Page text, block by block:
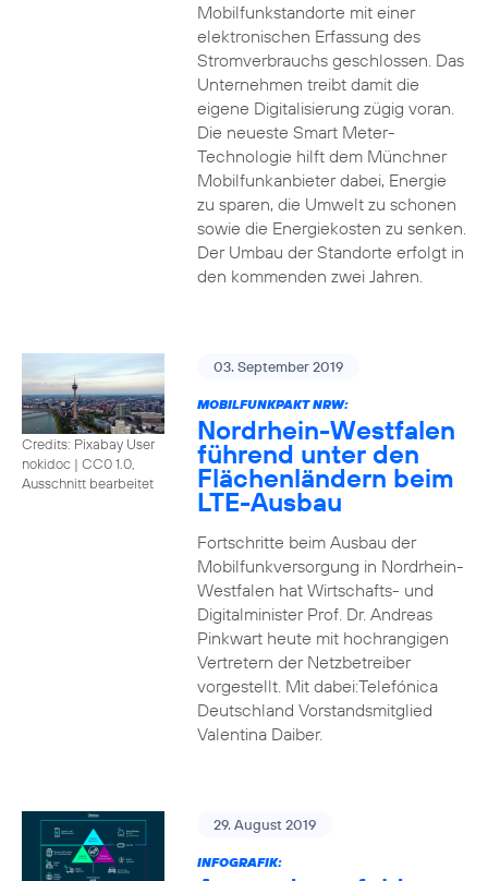
Mobilfunkstandorte mit einer
elektronischen Erfassung des
Stromverbrauchs geschlossen. Das
Unternehmen treibt damit die
eigene Digitalisierung zügig voran.
Die neueste Smart Meter-
Technologie hilft dem Münchner
Mobilfunkanbieter dabei, Energie
zu sparen, die Umwelt zu schonen
sowie die Energiekosten zu senken.
Der Umbau der Standorte erfolgt in
den kommenden zwei Jahren.
Credits: Pixabay User
nokidoc | CC0 1.0,
Ausschnitt bearbeitet
03. September 2019
MOBILFUNKPAKT NRW:
Nordrhein-Westfalen
führend unter den
Flächenländern beim
LTE-Ausbau
Fortschritte beim Ausbau der
Mobilfunkversorgung in Nordrhein-
Westfalen hat Wirtschafts- und
Digitalminister Prof. Dr. Andreas
Pinkwart heute mit hochrangigen
Vertretern der Netzbetreiber
vorgestellt. Mit dabei:Telefónica
Deutschland Vorstandsmitglied
Valentina Daiber.
29. August 2019
INFOGRAFIK: